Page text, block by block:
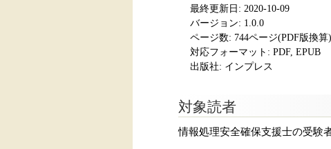
最終更新日: 2020-10-09
バージョン: 1.0.0
ページ数: 744ページ(PDF版換算)
対応フォーマット: PDF, EPUB
出版社: インプレス
対象読者
情報処理安全確保支援士の受験